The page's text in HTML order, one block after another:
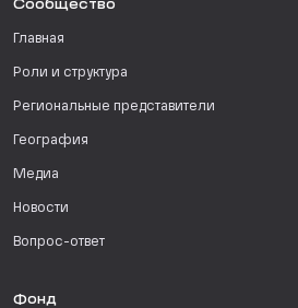
Сообщество
Главная
Роли и структура
Региональные представители
География
Медиа
Новости
Вопрос-ответ
Фонд